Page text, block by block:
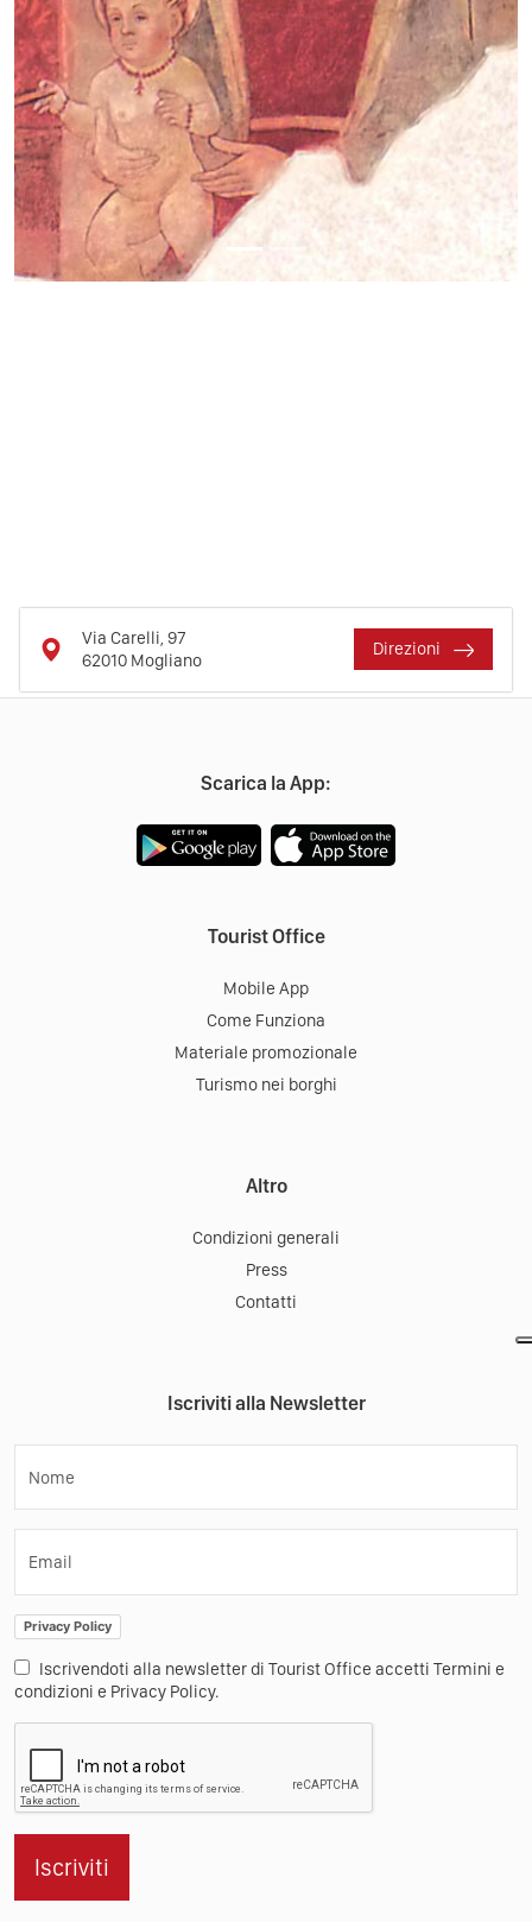
Via Carelli, 97
62010 Mogliano
Direzioni
Scarica la App:
Tourist Office
Mobile App
Come Funziona
Materiale promozionale
Turismo nei borghi
Altro
Condizioni generali
Press
Contatti
Iscriviti alla Newsletter
Nome
Email
Privacy Policy
Iscrivendoti alla newsletter di Tourist Office accetti Termini e
condizioni e Privacy Policy.
Iscriviti